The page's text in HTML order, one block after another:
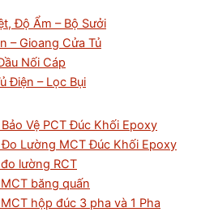
Độ Ẩm – Bộ Sưởi
– Gioang Cửa Tủ
Nối Cáp
Điện – Lọc Bụi
Vệ PCT Đúc Khối Epoxy
Đo Lường MCT Đúc Khối Epoxy
lường RCT
băng quấn
hộp đúc 3 pha và 1 Pha